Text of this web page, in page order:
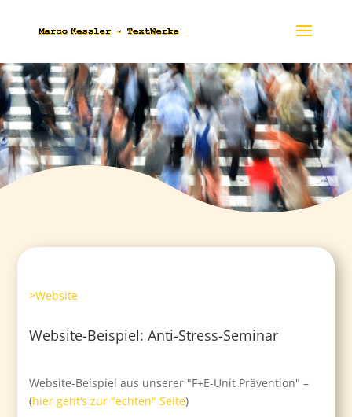
>Website
Website-Beispiel: Anti-Stress-Seminar
Website-Beispiel aus unserer "F+E-Unit Prävention" –
(hier geht’s zur "echten" Seite)